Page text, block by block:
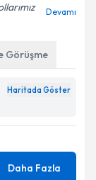
Devamı
Görüşme
Haritada Göster
Daha Fazla